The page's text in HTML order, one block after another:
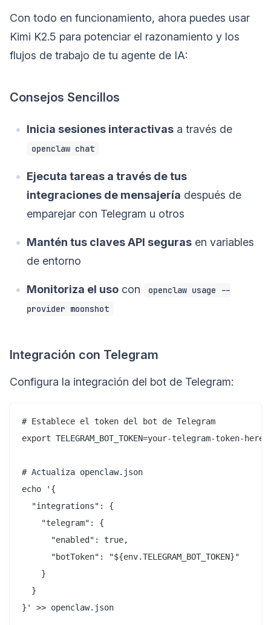
Con todo en funcionamiento, ahora puedes usar
Kimi K2.5 para potenciar el razonamiento y los
flujos de trabajo de tu agente de IA:
Consejos Sencillos
Inicia sesiones interactivas a través de
openclaw chat
Ejecuta tareas a través de tus
integraciones de mensajería después de
emparejar con Telegram u otros
Mantén tus claves API seguras en variables
de entorno
Monitoriza el uso con
openclaw usage --
provider moonshot
Integración con Telegram
Configura la integración del bot de Telegram:
# Establece el token del bot de Telegram
export TELEGRAM_BOT_TOKEN=your-telegram-token-here
# Actualiza openclaw.json
echo '{
  "integrations": {
    "telegram": {
      "enabled": true,
      "botToken": "${env.TELEGRAM_BOT_TOKEN}"
    }
  }
}' >> openclaw.json